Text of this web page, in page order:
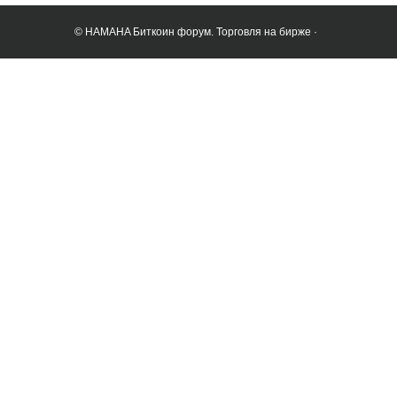
© HAMAHA Биткоин форум. Торговля на бирже ·